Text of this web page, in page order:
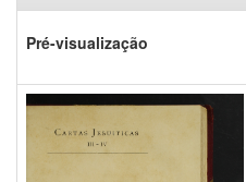
Pré-visualização